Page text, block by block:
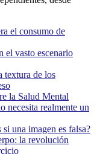
el consumo de
el vasto escenario
textura de los
la Salud Mental
necesita realmente un
una imagen es falsa?
la revolución